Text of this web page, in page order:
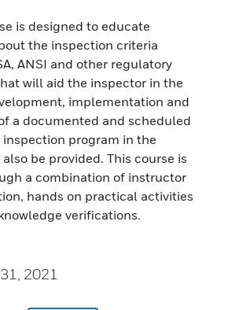
is designed to educate
the inspection criteria
ANSI and other regulatory
will aid the inspector in the
implementation and
a documented and scheduled
program in the
be provided. This course is
a combination of instructor
hands on practical activities
verifications.
2021